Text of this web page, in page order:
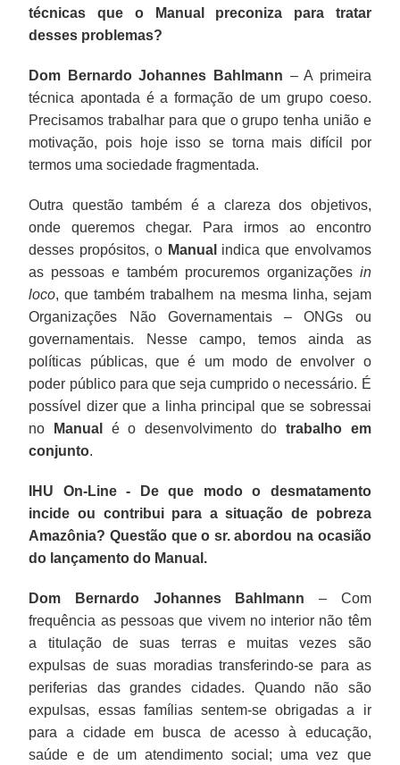
técnicas que o Manual preconiza para tratar
desses problemas?
Dom Bernardo Johannes Bahlmann – A primeira
técnica apontada é a formação de um grupo coeso.
Precisamos trabalhar para que o grupo tenha união e
motivação, pois hoje isso se torna mais difícil por
termos uma sociedade fragmentada.
Outra questão também é a clareza dos objetivos,
onde queremos chegar. Para irmos ao encontro
desses propósitos, o Manual indica que envolvamos
as pessoas e também procuremos organizações in
loco, que também trabalhem na mesma linha, sejam
Organizações Não Governamentais – ONGs ou
governamentais. Nesse campo, temos ainda as
políticas públicas, que é um modo de envolver o
poder público para que seja cumprido o necessário. É
possível dizer que a linha principal que se sobressai
no
Manual é o desenvolvimento dotrabalho em
conjunto.
IHU On-Line - De que modo o desmatamento
incide ou contribui para a situação de pobreza
Amazônia? Questão que o sr. abordou na ocasião
do lançamento do Manual.
Dom Bernardo Johannes Bahlmann – Com
frequência as pessoas que vivem no interior não têm
a titulação de suas terras e muitas vezes são
expulsas de suas moradias transferindo-se para as
periferias das grandes cidades. Quando não são
expulsas, essas famílias sentem-se obrigadas a ir
para a cidade em busca de acesso à educação,
saúde e de um atendimento social; uma vez que